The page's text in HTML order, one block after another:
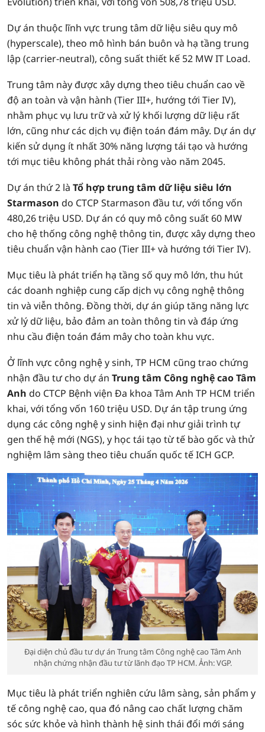
Dự án thuộc lĩnh vực trung tâm dữ liệu siêu quy mô
(hyperscale), theo mô hình bán buôn và hạ tầng trung
lập (carrier-neutral), công suất thiết kế 52 MW IT Load.
Trung tâm này được xây dựng theo tiêu chuẩn cao về
độ an toàn và vận hành (Tier III+, hướng tới Tier IV),
nhằm phục vụ lưu trữ và xử lý khối lượng dữ liệu rất
lớn, cũng như các dịch vụ điện toán đám mây. Dự án dự
kiến sử dụng ít nhất 30% năng lượng tái tạo và hướng
tới mục tiêu không phát thải ròng vào năm 2045.
Dự án thứ 2 là Tổ hợp trung tâm dữ liệu siêu lớn
Starmason do CTCP Starmason đầu tư, với tổng vốn
480,26 triệu USD. Dự án có quy mô công suất 60 MW
cho hệ thống công nghệ thông tin, được xây dựng theo
tiêu chuẩn vận hành cao (Tier III+ và hướng tới Tier IV).
Mục tiêu là phát triển hạ tầng số quy mô lớn, thu hút
các doanh nghiệp cung cấp dịch vụ công nghệ thông
tin và viễn thông. Đồng thời, dự án giúp tăng năng lực
xử lý dữ liệu, bảo đảm an toàn thông tin và đáp ứng
nhu cầu điện toán đám mây cho toàn khu vực.
Ở lĩnh vực công nghệ y sinh, TP HCM cũng trao chứng
nhận đầu tư cho dự án Trung tâm Công nghệ cao Tâm
Anh do CTCP Bệnh viện Đa khoa Tâm Anh TP HCM triển
khai, với tổng vốn 160 triệu USD. Dự án tập trung ứng
dụng các công nghệ y sinh hiện đại như giải trình tự
gen thế hệ mới (NGS), y học tái tạo từ tế bào gốc và thử
nghiệm lâm sàng theo tiêu chuẩn quốc tế ICH GCP.
Đại diện chủ đầu tư dự án Trung tâm Công nghệ cao Tâm Anh
nhận chứng nhận đầu tư từ lãnh đạo TP HCM. Ảnh: VGP.
Mục tiêu là phát triển nghiên cứu lâm sàng, sản phẩm y
tế công nghệ cao, qua đó nâng cao chất lượng chăm
sóc sức khỏe và hình thành hệ sinh thái đổi mới sáng